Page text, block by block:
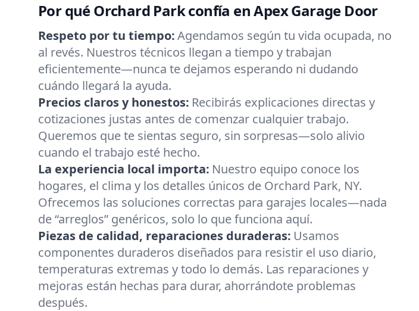
Por qué Orchard Park confía en Apex Garage Door
Respeto por tu tiempo:Agendamos según tu vida ocupada, no
al revés. Nuestros técnicos llegan a tiempo y trabajan
eficientemente—nunca te dejamos esperando ni dudando
cuándo llegará la ayuda.
Precios claros y honestos: Recibirás explicaciones directas y
cotizaciones justas antes de comenzar cualquier trabajo.
Queremos que te sientas seguro, sin sorpresas—solo alivio
cuando el trabajo esté hecho.
La experiencia local importa: Nuestro equipo conoce los
hogares, el clima y los detalles únicos de Orchard Park, NY.
Ofrecemos las soluciones correctas para garajes locales—nada
de “arreglos” genéricos, solo lo que funciona aquí.
Piezas de calidad, reparaciones duraderas: Usamos
componentes duraderos diseñados para resistir el uso diario,
temperaturas extremas y todo lo demás. Las reparaciones y
mejoras están hechas para durar, ahorrándote problemas
después.